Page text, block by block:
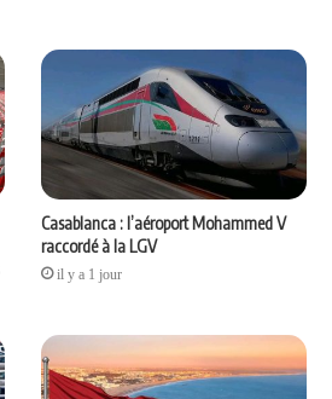
Casablanca : l’aéroport Mohammed V
raccordé à la LGV
il y a 1 jour